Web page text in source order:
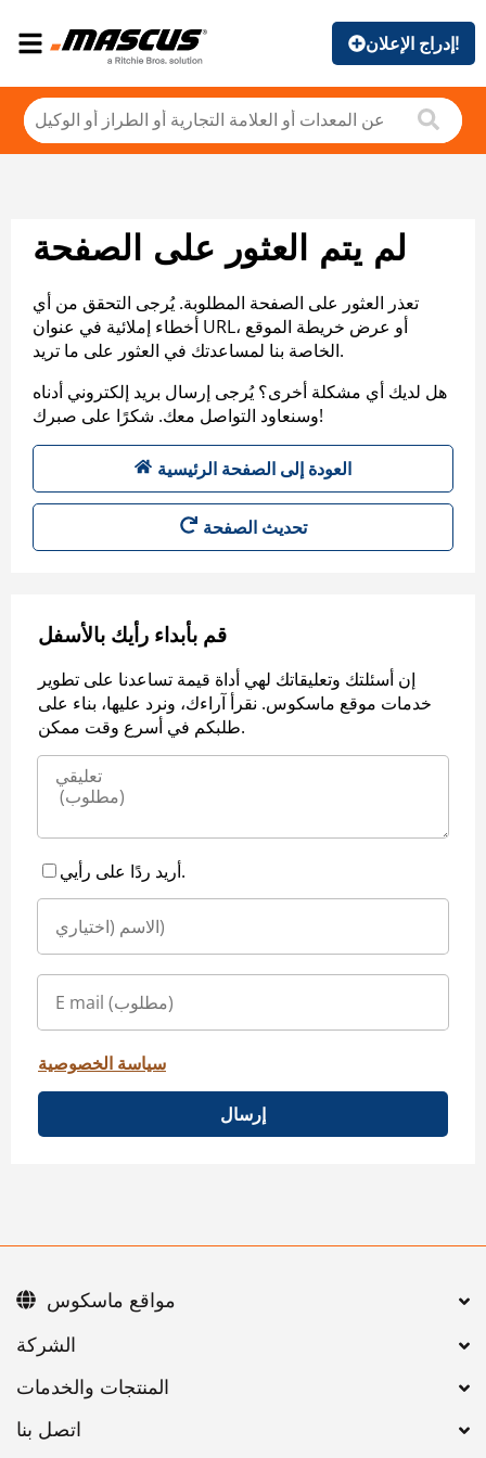
إدراج الإعلان!
لم يتم العثور على الصفحة
تعذر العثور على الصفحة المطلوبة. يُرجى التحقق من أي
أخطاء إملائية في عنوان URL، أو عرض خريطة الموقع
الخاصة بنا لمساعدتك في العثور على ما تريد.
هل لديك أي مشكلة أخرى؟ يُرجى إرسال بريد إلكتروني أدناه
وسنعاود التواصل معك. شكرًا على صبرك!
العودة إلى الصفحة الرئيسية
تحديث الصفحة
قم بأبداء رأيك بالأسفل
إن أسئلتك وتعليقاتك لهي أداة قيمة تساعدنا على تطوير
خدمات موقع ماسكوس. نقرأ آراءك، ونرد عليها، بناء على
طلبكم في أسرع وقت ممكن.
أريد ردًا على رأيي.
سياسة الخصوصية
إرسال
اتصل بنا
مواقع ماسكوس